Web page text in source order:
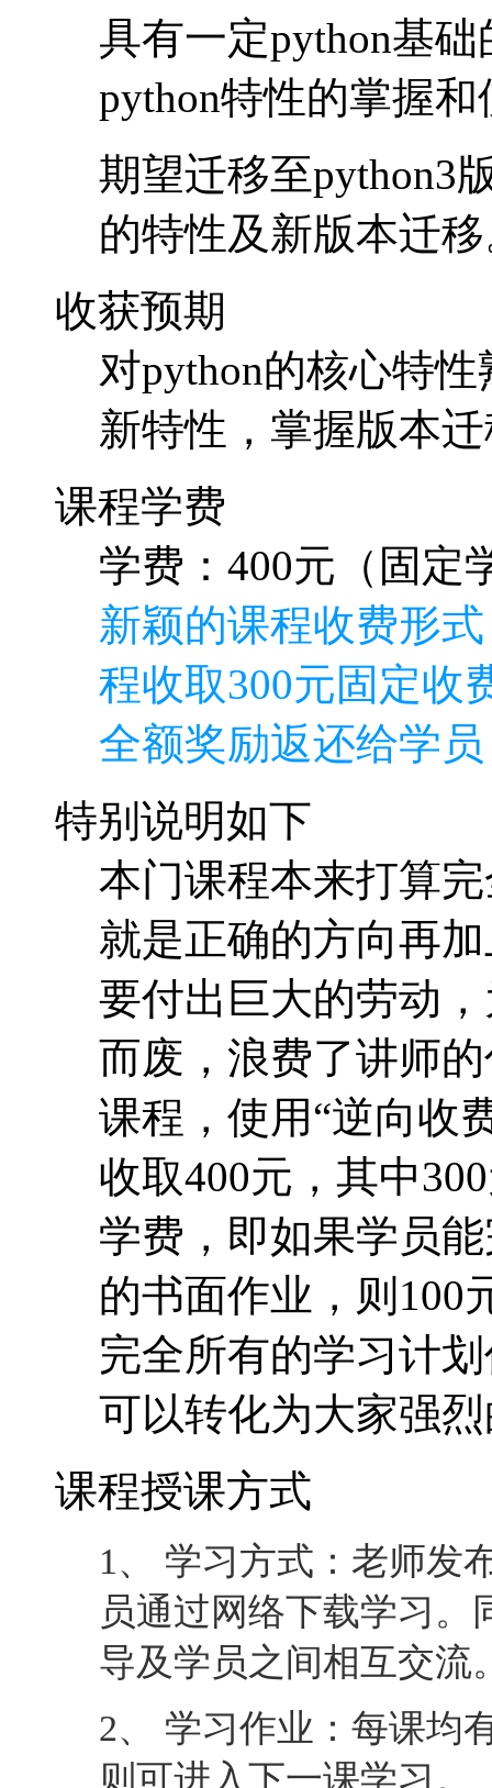
具有一定python基
python特性的掌握和
期望迁移至python3
的特性及新版本迁
收获预期
对python的核心特
新特性，掌握版本
课程学费
学费：400元（固定
新颖的课程收费形
程收取300元固定收
全额奖励返还给学
特别说明如下
本门课程本来打算
就是正确的方向再
要付出巨大的劳动
而废，浪费了讲师
课程，使用“逆向收
收取400元，其中
学费，即如果学员
的书面作业，则100
完全所有的学习计
可以转化为大家强
课程授课方式
1、 学习方式：老师发
员通过网络下载学习
导及学员之间相互交流
2、 学习作业：每课均
则可进入下一课学习。